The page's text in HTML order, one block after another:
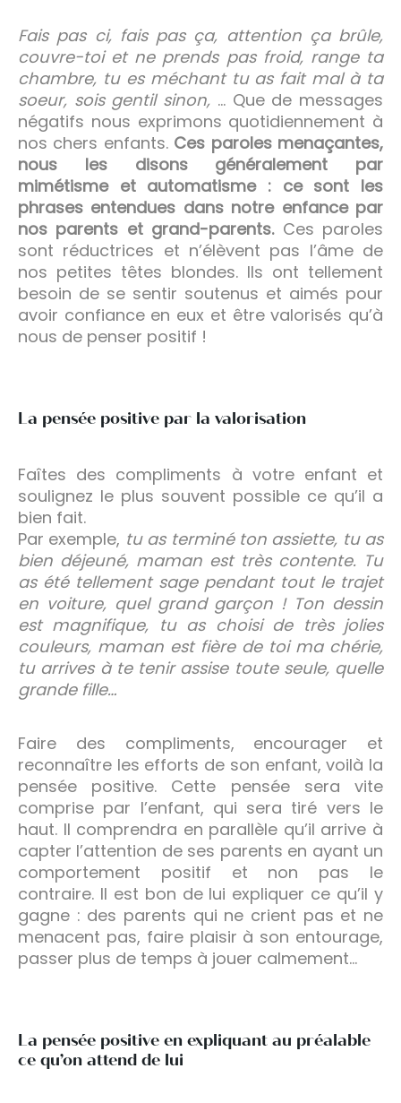
Fais pas ci, fais pas ça, attention ça brûle,
couvre-toi et ne prends pas froid, range ta
chambre, tu es méchant tu as fait mal à ta
soeur, sois gentil sinon, … Que de messages
négatifs nous exprimons quotidiennement à
nos chers enfants. Ces paroles menaçantes,
nous les disons généralement par
mimétisme et automatisme : ce sont les
phrases entendues dans notre enfance par
nos parents et grand-parents.Ces paroles
sont réductrices et n’élèvent pas l’âme de
nos petites têtes blondes. Ils ont tellement
besoin de se sentir soutenus et aimés pour
avoir confiance en eux et être valorisés qu’à
nous de penser positif !
La pensée positive par la valorisation
Faîtes des compliments à votre enfant et
soulignez le plus souvent possible ce qu’il a
bien fait.
Par exemple, tu as terminé ton assiette, tu as
bien déjeuné, maman est très contente. Tu
as été tellement sage pendant tout le trajet
en voiture, quel grand garçon ! Ton dessin
est magnifique, tu as choisi de très jolies
couleurs, maman est fière de toi ma chérie,
tu arrives à te tenir assise toute seule, quelle
grande fille…
Faire des compliments, encourager et
reconnaître les efforts de son enfant, voilà la
pensée positive. Cette pensée sera vite
comprise par l’enfant, qui sera tiré vers le
haut. Il comprendra en parallèle qu’il arrive à
capter l’attention de ses parents en ayant un
comportement positif et non pas le
contraire. Il est bon de lui expliquer ce qu’il y
gagne : des parents qui ne crient pas et ne
menacent pas, faire plaisir à son entourage,
passer plus de temps à jouer calmement…
La pensée positive en expliquant au préalable
ce qu’on attend de lui